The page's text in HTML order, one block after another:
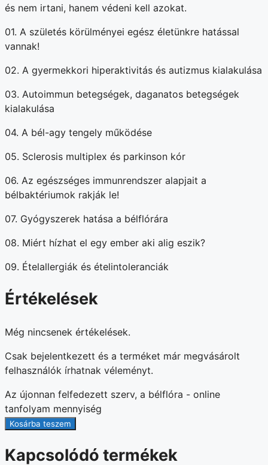
és nem irtani, hanem védeni kell azokat.
01. A születés körülményei egész életünkre hatással
vannak!
02. A gyermekkori hiperaktivitás és autizmus kialakulása
03. Autoimmun betegségek, daganatos betegségek
kialakulása
04. A bél-agy tengely működése
05. Sclerosis multiplex és parkinson kór
06. Az egészséges immunrendszer alapjait a
bélbaktériumok rakják le!
07. Gyógyszerek hatása a bélflórára
08. Miért hízhat el egy ember aki alig eszik?
09. Ételallergiák és ételintoleranciák
Értékelések
Még nincsenek értékelések.
Csak bejelentkezett és a terméket már megvásárolt
felhasználók írhatnak véleményt.
Az újonnan felfedezett szerv, a bélflóra - online
tanfolyam mennyiség
Kosárba teszem
Kapcsolódó termékek